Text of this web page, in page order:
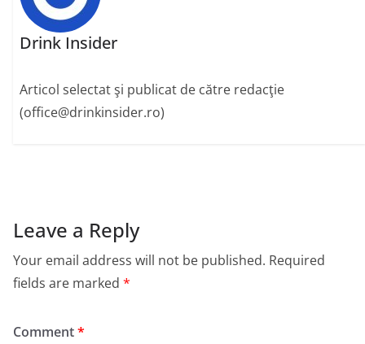
Drink Insider
Articol selectat şi publicat de către redacţie
(office@drinkinsider.ro)
Leave a Reply
Your email address will not be published. Required
fields are marked *
Comment*